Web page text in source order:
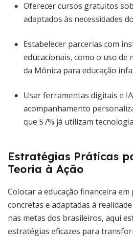
Oferecer cursos gratuitos
adaptados às necessidades
Estabelecer parcerias com
educacionais, como o uso de
da Mônica para educação
Usar ferramentas digitais e
acompanhamento
que 57% já utilizam
Estratégias Práticas
Teoria à Ação
Colocar a educação financeira
concretas e adaptadas à
nas metas dos brasileiros, aqui
estratégias eficazes para